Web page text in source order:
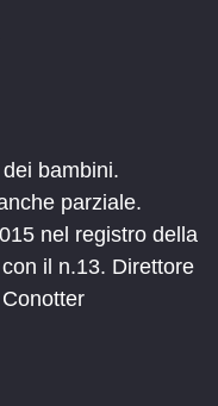
bambini.
parziale.
nel registro della
il n.13. Direttore